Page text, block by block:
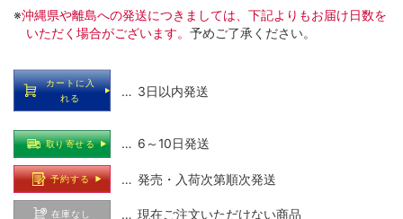
※沖縄県や離島への発送につきましては、下記よりもお届け日数を
いただく場合がございます。 予めご了承ください。
カートに入
れる
… 3日以内発送
取り寄せる … 6～10日発送
予約する … 発売・入荷次第順次発送
在庫なし … 現在ご注文いただけない商品